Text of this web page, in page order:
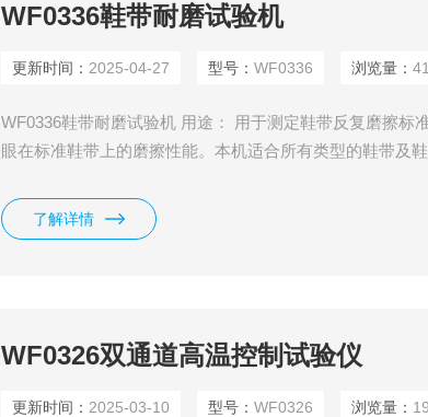
WF0336鞋带耐磨试验机
更新时间： 2025-04-27 型号：WF0336 浏览量：
WF0336鞋带耐磨试验机 用途： 用于测定鞋带反复磨擦标
眼在标准鞋带上的磨擦性能。本机适合所有类型的鞋带及鞋
了解详情
WF0326双通道高温控制试验仪
更新时间： 2025-03-10 型号：WF0326 浏览量：